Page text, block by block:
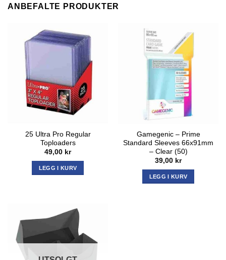
ANBEFALTE PRODUKTER
25 Ultra Pro Regular
Toploaders
49,00 kr
LEGG I KURV
Gamegenic – Prime
Standard Sleeves 66x91mm
– Clear (50)
39,00 kr
LEGG I KURV